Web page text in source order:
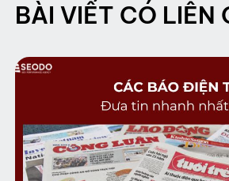
BÀI VIẾT CÓ LIÊN